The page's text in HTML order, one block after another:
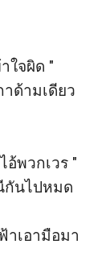
ใจผิด "
ด้ามเดียว
อ้พวกเวร "
กันไปหมด
าเอามือมา